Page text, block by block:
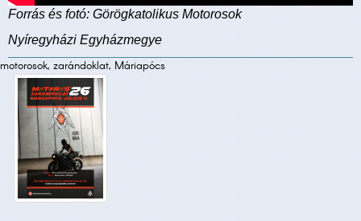
Forrás és fotó: Görögkatolikus Motorosok
Nyíregyházi Egyházmegye
motorosok, zarándoklat, Máriapócs